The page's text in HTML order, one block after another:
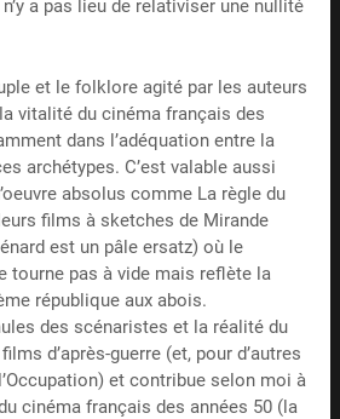
a pas lieu de relativiser une nullité
et le folklore agité par les auteurs
vitalité du cinéma français des
dans l’adéquation entre la
archétypes. C’est valable aussi
absolus comme La règle du
films à sketches de Mirande
est un pâle ersatz) où le
tourne pas à vide mais reflète la
république aux abois.
des scénaristes et la réalité du
d’après-guerre (et, pour d’autres
et contribue selon moi à
cinéma français des années 50 (la